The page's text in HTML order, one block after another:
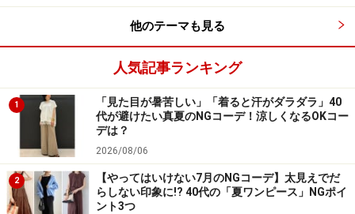
「手袋」と聞くと、寒いシーズン限定のイメージがあり
ますが、生地には素肌に優しく、汗も吸収する綿素材が
95％配合されているため、暑い夏でもさらりと涼しいの
が特徴。これからのシーズンにも快適に使うことができ
ます。また、UVカット効果も備わっているため、ウイル
ス対策しながら手の美肌をキープできるのも、一石二鳥
ですよね。
家で手洗いができて扱いやすい上、繰り返し洗濯して
他のテーマも見る
人気記事ランキング
1
「見た目が暑苦しい」「着ると汗がダラダラ」40
代が避けたい真夏のNGコーデ！涼しくなるOKコー
デは？
2026/08/06
2
【やってはいけない7月のNGコーデ】太見えでだ
らしない印象に!? 40代の「夏ワンピース」NGポイ
ント3つ